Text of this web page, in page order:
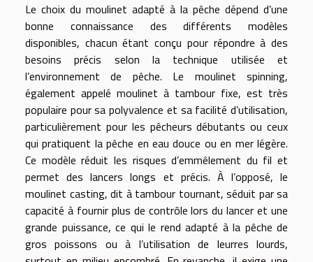
Le choix du moulinet adapté à la pêche dépend d’une
bonne connaissance des différents modèles
disponibles, chacun étant conçu pour répondre à des
besoins précis selon la technique utilisée et
l’environnement de pêche. Le moulinet spinning,
également appelé moulinet à tambour fixe, est très
populaire pour sa polyvalence et sa facilité d’utilisation,
particulièrement pour les pêcheurs débutants ou ceux
qui pratiquent la pêche en eau douce ou en mer légère.
Ce modèle réduit les risques d’emmêlement du fil et
permet des lancers longs et précis. À l’opposé, le
moulinet casting, dit à tambour tournant, séduit par sa
capacité à fournir plus de contrôle lors du lancer et une
grande puissance, ce qui le rend adapté à la pêche de
gros poissons ou à l’utilisation de leurres lourds,